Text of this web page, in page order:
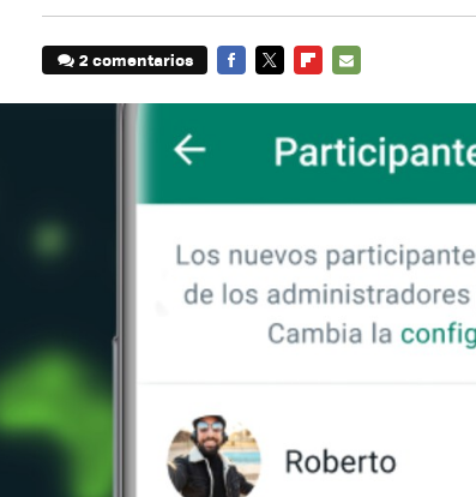
2 comentarios